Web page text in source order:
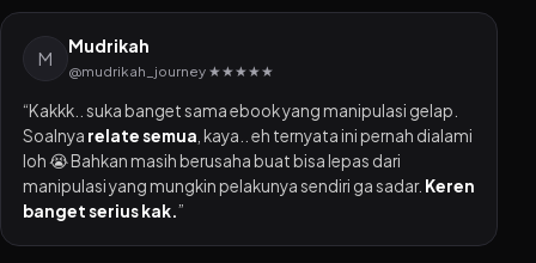
M
Mudrikah
@mudrikah_journey ★★★★★
“Kakkk.. suka banget sama ebook yang manipulasi gelap.
Soalnya relate semua , kaya.. eh ternyata ini pernah dialami
loh 😭 Bahkan masih berusaha buat bisa lepas dari
manipulasi yang mungkin pelakunya sendiri ga sadar. Keren
banget serius kak.”